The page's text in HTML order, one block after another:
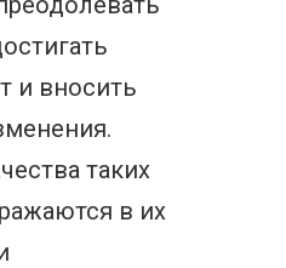
и вносить
таких
в их